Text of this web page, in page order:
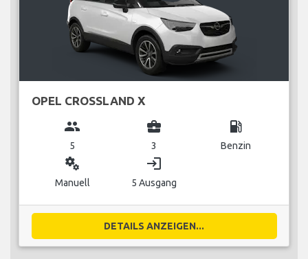
OPEL CROSSLAND X
group
5
business_center
3
local_gas_station
Benzin
miscellaneous_services
Manuell
login
5 Ausgang
DETAILS ANZEIGEN...